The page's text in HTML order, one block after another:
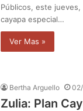
Públicos, este jueves,
cayapa especial…
Ver Mas »
Bertha Arguello
Zulia: Plan